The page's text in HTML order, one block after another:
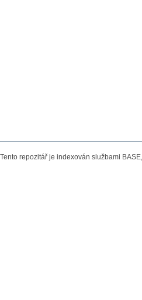
Tento repozitář je indexován službami